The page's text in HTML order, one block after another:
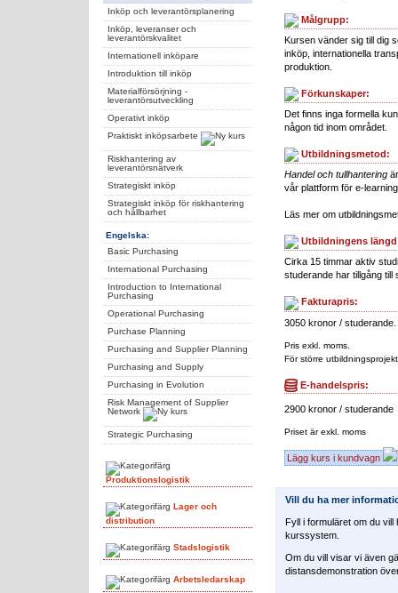
Inköp och leverantörsplanering
Inköp, leveranser och
leverantörskvalitet
Internationell inköpare
Introduktion till inköp
Materialförsörjning -
leverantörsutveckling
Operativt inköp
Praktiskt inköpsarbete
Riskhantering av
leverantörsnätverk
Strategiskt inköp
Strategiskt inköp för riskhantering
och hållbarhet
Engelska:
Basic Purchasing
International Purchasing
Introduction to International
Purchasing
Operational Purchasing
Purchase Planning
Purchasing and Supplier Planning
Purchasing and Supply
Purchasing in Evolution
Risk Management of Supplier
Network
Strategic Purchasing
Produktionslogistik
Lager och
distribution
Stadslogistik
Arbetsledarskap
Målgrupp:
Kursen vänder sig till dig
inköp, internationella
produktion.
Förkunskaper:
Det finns inga formella
någon tid inom området.
Utbildningsmetod:
Handel och tullhantering
vår plattform för e-
Läs mer om
Utbildningens
Cirka 15 timmar aktiv
studerande har tillgång till
Fakturapris:
3050 kronor / studerande.
Pris exkl. moms.
För större
E-handelspris:
2900 kronor / studerande
Priset är exkl. moms
Lägg kurs i kundvagn
Vill du ha mer
Fyll i formuläret om du
kurssystem.
Om du vill visar vi även
distansdemonstration